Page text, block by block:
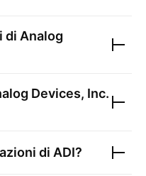
di Analog
Devices, Inc.
di ADI?